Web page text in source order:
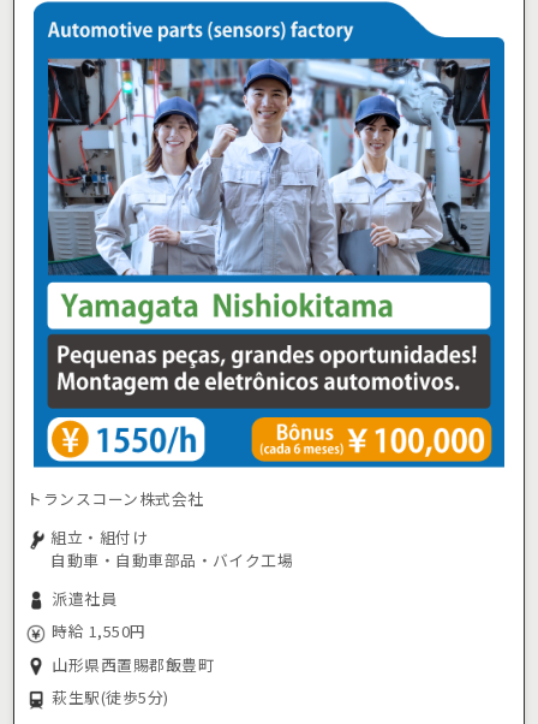
トランスコーン株式会社
組立・組付け
自動車・自動車部品・バイク工場
派遣社員
時給 1,550円
山形県西置賜郡飯豊町
萩生駅(徒歩5分)